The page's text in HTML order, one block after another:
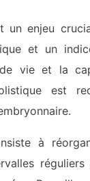
un enjeu
et un
vie et la
est
à
réguliers